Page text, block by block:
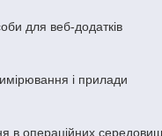
для веб-додатків
і прилади
в операційних